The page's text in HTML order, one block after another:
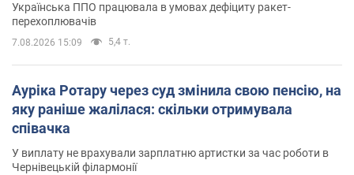
Українська ППО працювала в умовах дефіциту ракет-
перехоплювачів
7.08.2026 15:09 5,4 т.
Ауріка Ротару через суд змінила свою пенсію, на
яку раніше жалілася: скільки отримувала
співачка
У виплату не врахували зарплатню артистки за час роботи в
Чернівецькій філармонії